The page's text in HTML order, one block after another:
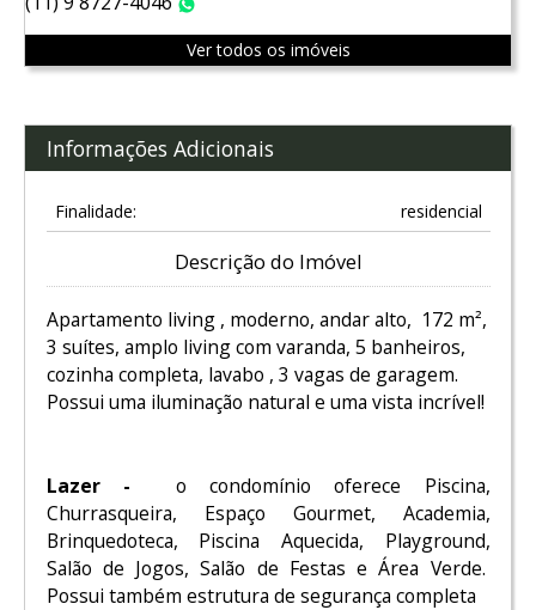
Ver todos os imóveis
Informações Adicionais
Finalidade: residencial
Descrição do Imóvel
Apartamento living , moderno, andar alto, 172 m²,
3 suítes, amplo living com varanda, 5 banheiros,
cozinha completa, lavabo , 3 vagas de garagem.
Possui uma iluminação natural e uma vista incrível!
Lazer - o condomínio oferece Piscina,
Churrasqueira, Espaço Gourmet, Academia,
Brinquedoteca, Piscina Aquecida, Playground,
Salão de Jogos, Salão de Festas e Área Verde.
Possui também estrutura de segurança completa